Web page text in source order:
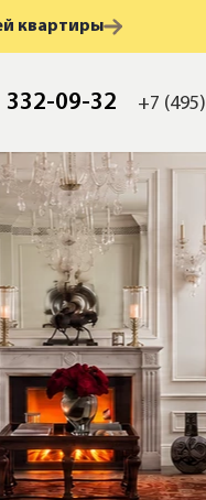
квартиры
332-09-32 +7 (495)